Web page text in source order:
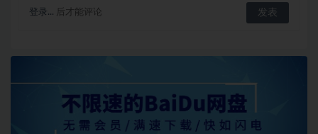
登录... 后才能评论